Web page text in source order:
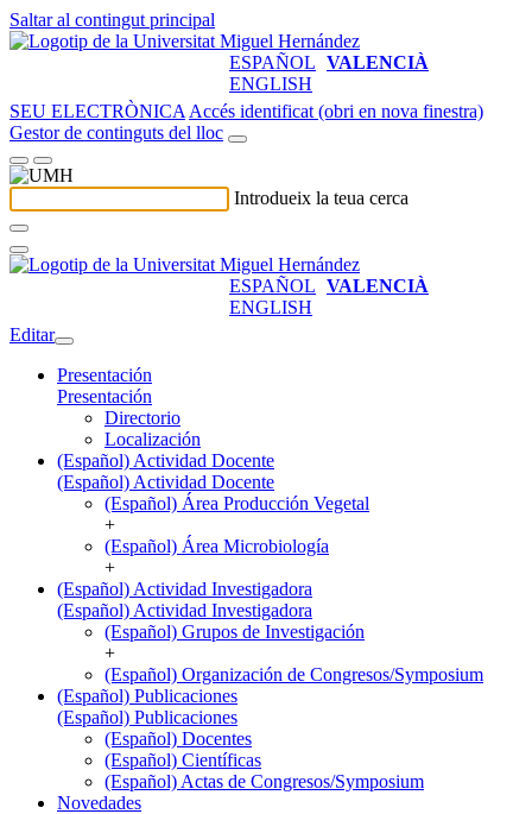
Saltar al contingut principal
ESPAÑOL VALENCIÀ
ENGLISH
SEU ELECTRÒNICA Accés identificat (obri en nova finestra)
Gestor de continguts del lloc
Introdueix la teua cerca
ESPAÑOL VALENCIÀ
ENGLISH
Editar
Presentación
Presentación
Directorio
Localización
(Español) Actividad Docente
(Español) Actividad Docente
(Español) Área Producción Vegetal
+
(Español) Área Microbiología
+
(Español) Actividad Investigadora
(Español) Actividad Investigadora
(Español) Grupos de Investigación
+
(Español) Organización de Congresos/Symposium
(Español) Publicaciones
(Español) Publicaciones
(Español) Docentes
(Español) Científicas
(Español) Actas de Congresos/Symposium
Novedades